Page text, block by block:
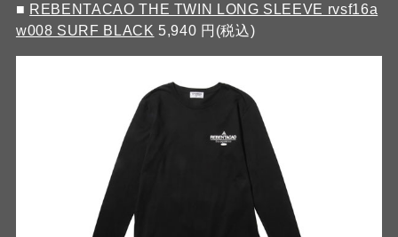
■ REBENTACAO THE TWIN LONG SLEEVE rvsf16a
w008 SURF BLACK 5,940 円(税込)